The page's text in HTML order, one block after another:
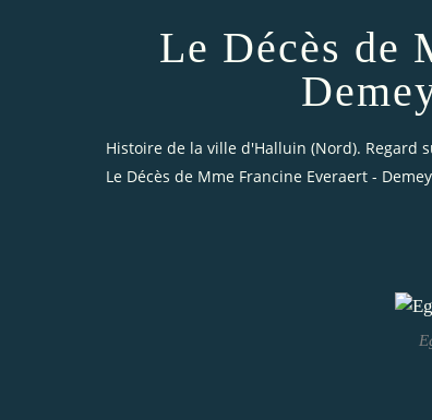
Le Décès de
Histoire de la ville d'Halluin (Nord). Regard
Le Décès de Mme Francine Everaert -